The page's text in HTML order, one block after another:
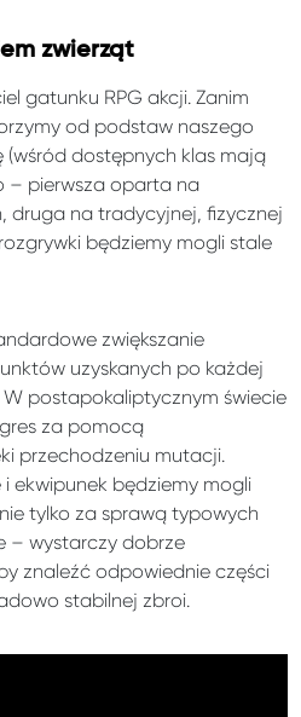
zwierząt
gatunku RPG akcji. Zanim
od podstaw naszego
dostępnych klas mają
– pierwsza oparta na
druga na tradycyjnej, fizycznej
będziemy mogli stale
zwiększanie
uzyskanych po każdej
postapokaliptycznym świecie
za pomocą
przechodzeniu mutacji.
ekwipunek będziemy mogli
tylko za sprawą typowych
– wystarczy dobrze
znaleźć odpowiednie części
stabilnej zbroi.